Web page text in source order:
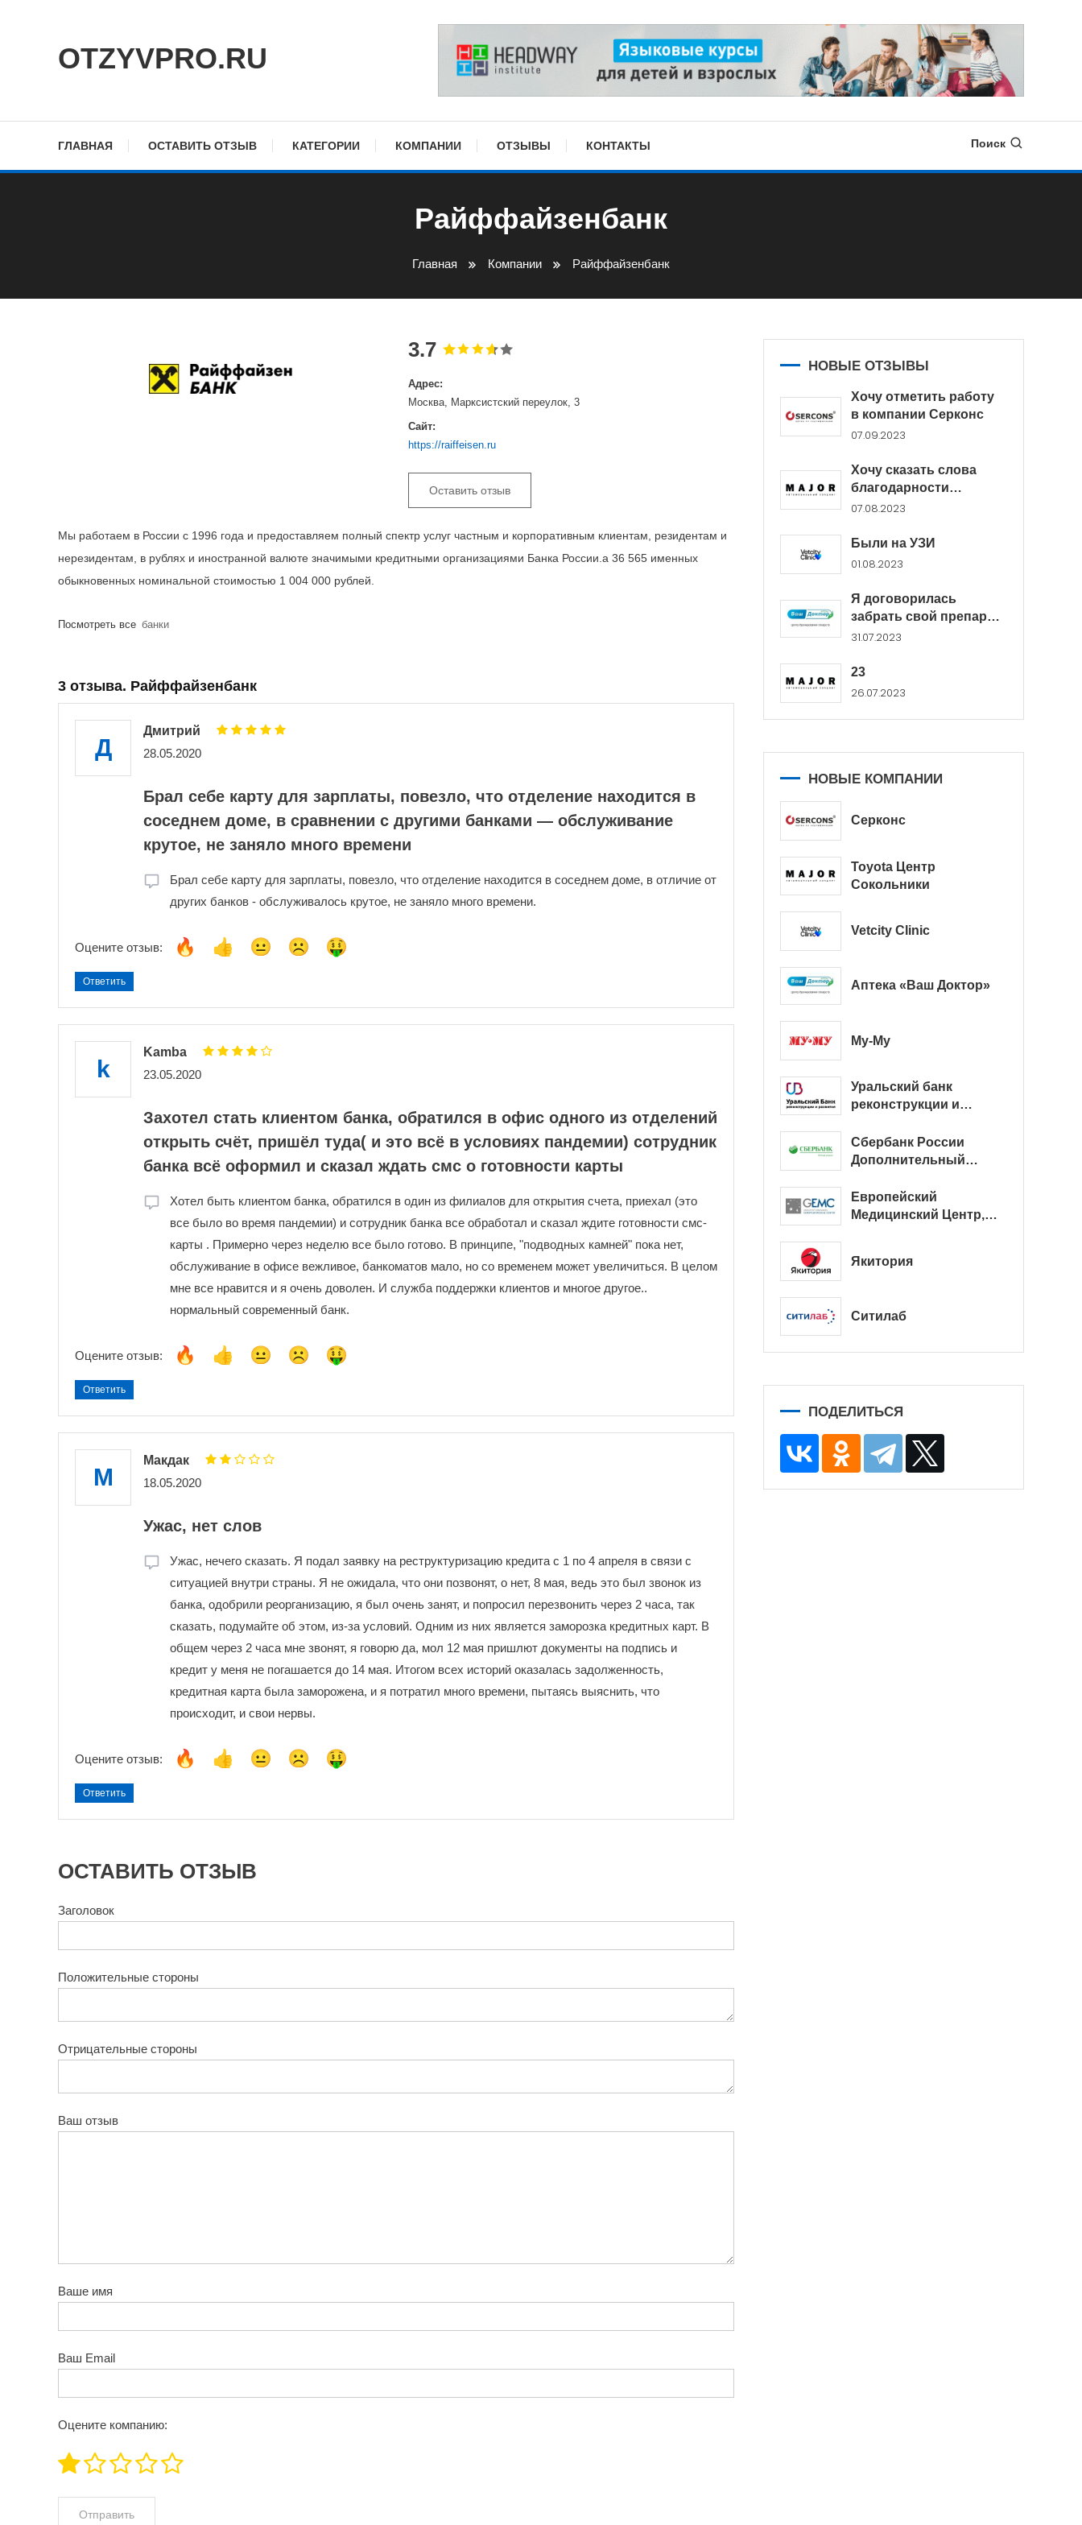
OTZYVPRO.RU
ГЛАВНАЯ ОСТАВИТЬ ОТЗЫВ КАТЕГОРИИ КОМПАНИИ ОТЗЫВЫ КОНТАКТЫ Поиск
Райффайзенбанк
Главная Компании Райффайзенбанк
3.7
Адрес:
Москва, Марксистский переулок, 3
Сайт:
https://raiffeisen.ru
Оставить отзыв
Мы работаем в России с 1996 года и предоставляем полный спектр услуг частным и корпоративным клиентам, резидентам и
нерезидентам, в рублях и иностранной валюте значимыми кредитными организациями Банка России.а 36 565 именных
обыкновенных номинальной стоимостью 1 004 000 рублей.
Посмотреть все банки
3 отзыва. Райффайзенбанк
Д
Дмитрий
28.05.2020
Брал себе карту для зарплаты, повезло, что отделение находится в
соседнем доме, в сравнении с другими банками — обслуживание
крутое, не заняло много времени
Брал себе карту для зарплаты, повезло, что отделение находится в соседнем доме, в отличие от
других банков - обслуживалось крутое, не заняло много времени.
Оцените отзыв:
Ответить
k
Kamba
23.05.2020
Захотел стать клиентом банка, обратился в офис одного из отделений
открыть счёт, пришёл туда( и это всё в условиях пандемии) сотрудник
банка всё оформил и сказал ждать смс о готовности карты
Хотел быть клиентом банка, обратился в один из филиалов для открытия счета, приехал (это
все было во время пандемии) и сотрудник банка все обработал и сказал ждите готовности смс-
карты . Примерно через неделю все было готово. В принципе, "подводных камней" пока нет,
обслуживание в офисе вежливое, банкоматов мало, но со временем может увеличиться. В целом
мне все нравится и я очень доволен. И служба поддержки клиентов и многое другое..
нормальный современный банк.
Оцените отзыв:
Ответить
М
Макдак
18.05.2020
Ужас, нет слов
Ужас, нечего сказать. Я подал заявку на реструктуризацию кредита с 1 по 4 апреля в связи с
ситуацией внутри страны. Я не ожидала, что они позвонят, о нет, 8 мая, ведь это был звонок из
банка, одобрили реорганизацию, я был очень занят, и попросил перезвонить через 2 часа, так
сказать, подумайте об этом, из-за условий. Одним из них является заморозка кредитных карт. В
общем через 2 часа мне звонят, я говорю да, мол 12 мая пришлют документы на подпись и
кредит у меня не погашается до 14 мая. Итогом всех историй оказалась задолженность,
кредитная карта была заморожена, и я потратил много времени, пытаясь выяснить, что
происходит, и свои нервы.
Оцените отзыв:
Ответить
ОСТАВИТЬ ОТЗЫВ
Заголовок
Положительные стороны
Отрицательные стороны
Ваш отзыв
Ваше имя
Ваш Email
Оцените компанию:
НОВЫЕ ОТЗЫВЫ
Хочу отметить работу
в компании Серконс
07.09.2023
Хочу сказать слова
благодарности
менеджерам Major...
07.08.2023
Были на УЗИ
01.08.2023
Я договорилась
забрать свой препарат
в...
31.07.2023
23
26.07.2023
НОВЫЕ КОМПАНИИ
Серконс
Toyota Центр
Сокольники
Vetcity Clinic
Аптека «Ваш Доктор»
Му-Му
Уральский банк
реконструкции и
Сбербанк России
Дополнительный
Европейский
Медицинский Центр,
Якитория
Ситилаб
ПОДЕЛИТЬСЯ